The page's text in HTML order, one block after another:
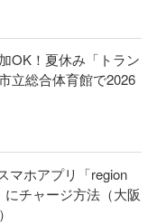
OK！夏休み「トラン
立総合体育館で2026
マホアプリ「region
チャージ方法（大阪